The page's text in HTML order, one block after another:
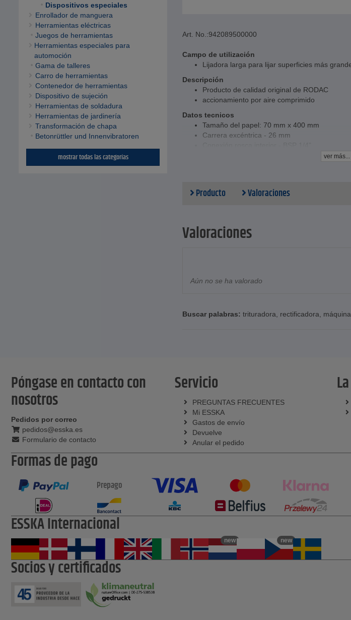
Dispositivos especiales
Enrollador de manguera
Herramientas eléctricas
Juegos de herramientas
Herramientas especiales para
automoción
Gama de talleres
Carro de herramientas
Contenedor de herramientas
Dispositivo de sujeción
Herramientas de soldadura
Herramientas de jardinería
Transformación de chapa
Betonrüttler und Innenvibratoren
mostrar todas las categorías
Art. No.:942089500000
Campo de utilización
Lijadora larga para lijar superficies más
Descripción
Producto de calidad original de RODAC
accionamiento por aire comprimido
Datos tecnicos
Tamaño del papel: 70 mm x 400 mm
Carrera excéntrica - 26 mm
Vibración - 14,9 m/s²
ver más...
Producto Valoraciones
Valoraciones
Aún no se ha valorado
Buscar palabras: trituradora rectificadora
Póngase en contacto con
nosotros
Pedidos por correo
pedidos@esska.es
Formulario de contacto
Servicio
PREGUNTAS FRECUENTES
Mi ESSKA
Gastos de envío
Devuelve
Anular el pedido
Formas de pago
Prepago
ESSKA Internacional
new new
Socios y certificados